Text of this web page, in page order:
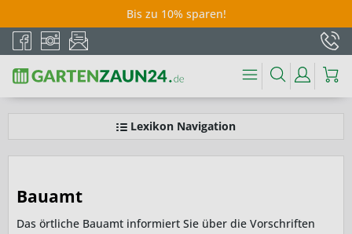
Bis zu 10% sparen!
Lexikon Navigation
Bauamt
Das örtliche Bauamt informiert Sie über die Vorschriften